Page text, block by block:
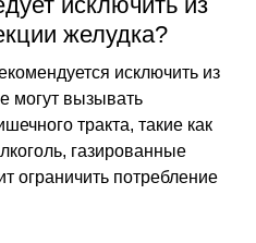
желудка?
исключить из
могут вызывать
тракта, такие как
газированные
ограничить потребление